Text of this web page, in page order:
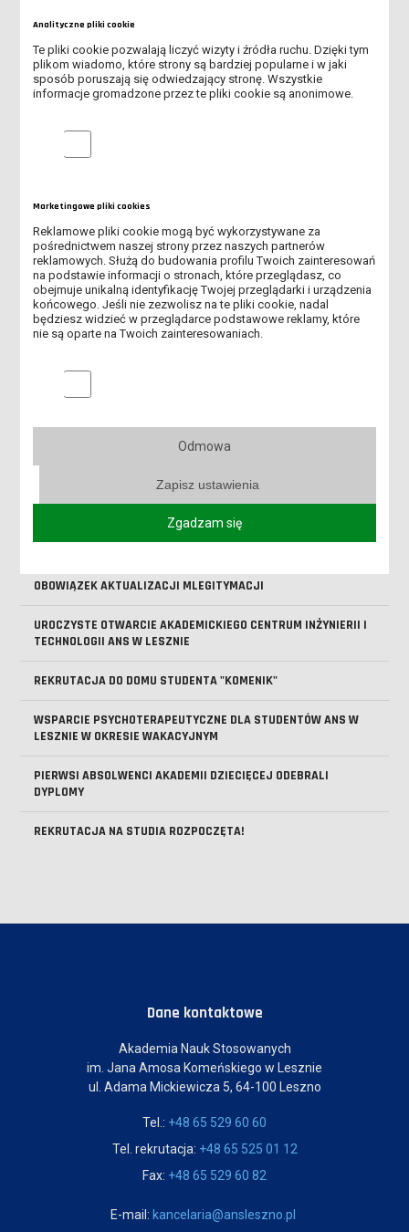
ORYGINALNYCH DOKUMENTÓW
KOMUNIKAT UCZELNIANEJ KOMISJI REKRUTACYJNEJ WS.
RUSZYŁ II NABÓR NA STUDIA W ANS W LESZNIE!
INFORMACJA DLA KANDYDATÓW DOTYCZĄCA SKIEROWANIA NA
BADANIA LEKARSKIE
SPOTKANIE ONLINE DLA KANDYDATÓW NA STUDIA
OSTATNIE DNI I NABORU NA STUDIA W ANS LESZNO!
DZIECIŃSTWO I EDUKACJA W DOBIE GLOBALIZACJI"
SIĘ, JAK PRZEJŚĆ PRZEZ REKRUTACJĘ
ABSOLUTORIA 2026 - KOLEJNY ROCZNIK ABSOLWENTÓW ANS
LESZNO ODEBRAŁ DYPLOMY
TRWA REKRUTACJA NA STUDIA!
OBOWIĄZEK AKTUALIZACJI MLEGITYMACJI
UROCZYSTE OTWARCIE AKADEMICKIEGO CENTRUM INŻYNIERII I
TECHNOLOGII ANS W LESZNIE
REKRUTACJA DO DOMU STUDENTA "KOMENIK"
WSPARCIE PSYCHOTERAPEUTYCZNE DLA STUDENTÓW ANS W
LESZNIE W OKRESIE WAKACYJNYM
PIERWSI ABSOLWENCI AKADEMII DZIECIĘCEJ ODEBRALI
DYPLOMY
REKRUTACJA NA STUDIA ROZPOCZĘTA!
Dane kontaktowe
Akademia Nauk Stosowanych
im. Jana Amosa Komeńskiego w Lesznie
ul. Adama Mickiewicza 5, 64-100 Leszno
Tel.: +48 65 529 60 60
Tel. rekrutacja: +48 65 525 01 12
Fax: +48 65 529 60 82
E-mail: kancelaria@ansleszno.pl
Analityczne pliki cookie
Te pliki cookie pozwalają liczyć wizyty i źródła ruchu. Dzięki tym
plikom wiadomo, które strony są bardziej popularne i w jaki
sposób poruszają się odwiedzający stronę. Wszystkie
informacje gromadzone przez te pliki cookie są anonimowe.
Analityczne pliki cookie
Marketingowe pliki cookies
Reklamowe pliki cookie mogą być wykorzystywane za
pośrednictwem naszej strony przez naszych partnerów
reklamowych. Służą do budowania profilu Twoich zainteresowań
na podstawie informacji o stronach, które przeglądasz, co
obejmuje unikalną identyfikację Twojej przeglądarki i urządzenia
końcowego. Jeśli nie zezwolisz na te pliki cookie, nadal
będziesz widzieć w przeglądarce podstawowe reklamy, które
nie są oparte na Twoich zainteresowaniach.
Marketingowe pliki cookies
Odmowa
Zapisz ustawienia
Zgadzam się